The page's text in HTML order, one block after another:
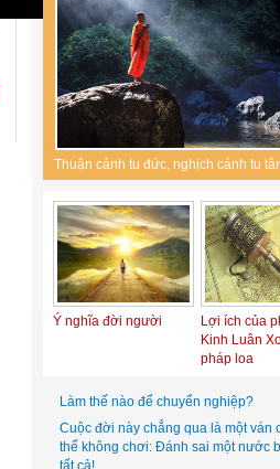
Thuận cảnh tu đức, nghịch cảnh tu
Ý nghĩa đời người
Lợi ích của
Kinh Luân
pháp loa
Làm thế nào để chuyển nghiệp?
Cuộc đời này chẳng qua là một ván
thể không chơi: Đánh sai một nước
tất cả!